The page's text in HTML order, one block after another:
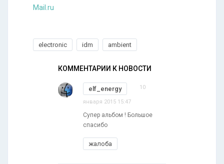
Mail.ru
electronic idm ambient
КОММЕНТАРИИ К НОВОСТИ
elf_energy 10
января 2015 15:47
Супер альбом ! Большое
спасибо
жалоба